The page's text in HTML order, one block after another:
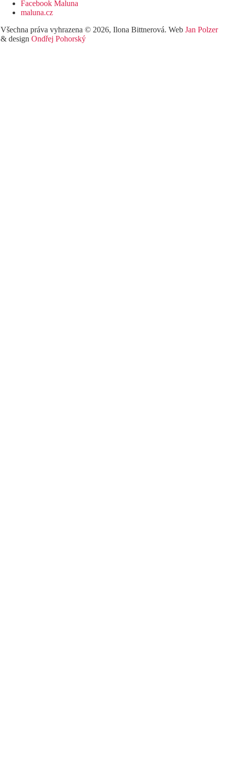
Facebook Maluna
maluna.cz
Všechna práva vyhrazena © 2026, Ilona Bittnerová. Web Jan Polzer
& design Ondřej Pohorský